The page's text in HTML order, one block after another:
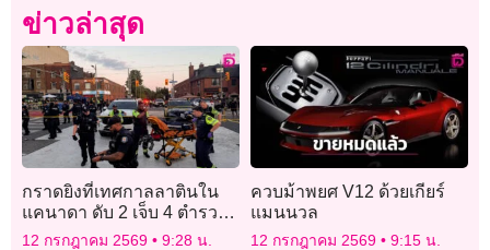
ข่าวล่าสุด
กราดยิงที่เทศกาลลาตินใน
แคนาดา ดับ 2 เจ็บ 4 ตำรวจ
เร่งล่าตัวมือปืน
12 กรกฎาคม 2569 9:28 น.
ควบม้าพยศ V12 ด้วยเกียร์
แมนนวล
12 กรกฎาคม 2569 9:15 น.